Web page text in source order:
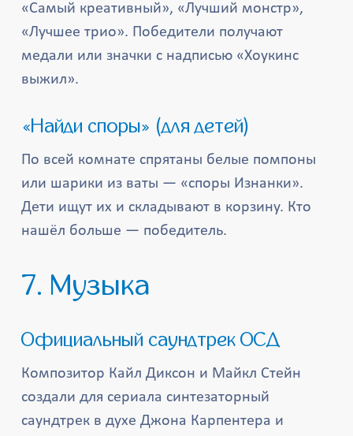
«Самый креативный», «Лучший монстр»,
«Лучшее трио». Победители получают
медали или значки с надписью «Хоукинс
выжил».
«Найди споры» (для детей)
По всей комнате спрятаны белые помпоны
или шарики из ваты — «споры Изнанки».
Дети ищут их и складывают в корзину. Кто
нашёл больше — победитель.
7. Музыка
Официальный саундтрек ОСД
Композитор Кайл Диксон и Майкл Стейн
создали для сериала синтезаторный
саундтрек в духе Джона Карпентера и